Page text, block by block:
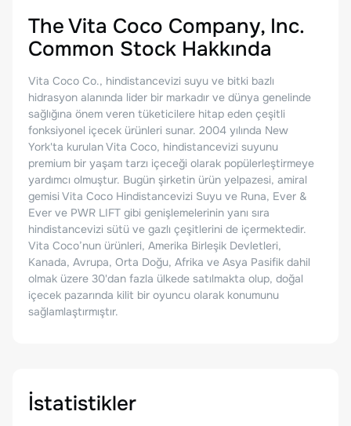
The Vita Coco Company, Inc.
Common Stock Hakkında
Vita Coco Co., hindistancevizi suyu ve bitki bazlı
hidrasyon alanında lider bir markadır ve dünya genelinde
sağlığına önem veren tüketicilere hitap eden çeşitli
fonksiyonel içecek ürünleri sunar. 2004 yılında New
York'ta kurulan Vita Coco, hindistancevizi suyunu
premium bir yaşam tarzı içeceği olarak popülerleştirmeye
yardımcı olmuştur. Bugün şirketin ürün yelpazesi, amiral
gemisi Vita Coco Hindistancevizi Suyu ve Runa, Ever &
Ever ve PWR LIFT gibi genişlemelerinin yanı sıra
hindistancevizi sütü ve gazlı çeşitlerini de içermektedir.
Vita Coco’nun ürünleri, Amerika Birleşik Devletleri,
Kanada, Avrupa, Orta Doğu, Afrika ve Asya Pasifik dahil
olmak üzere 30'dan fazla ülkede satılmakta olup, doğal
içecek pazarında kilit bir oyuncu olarak konumunu
sağlamlaştırmıştır.
İstatistikler